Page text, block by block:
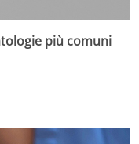
più comuni